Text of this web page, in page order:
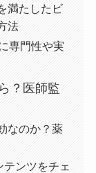
満たしたビ
法
専門性や実
？医師監
なのか？薬
ンツをチェ